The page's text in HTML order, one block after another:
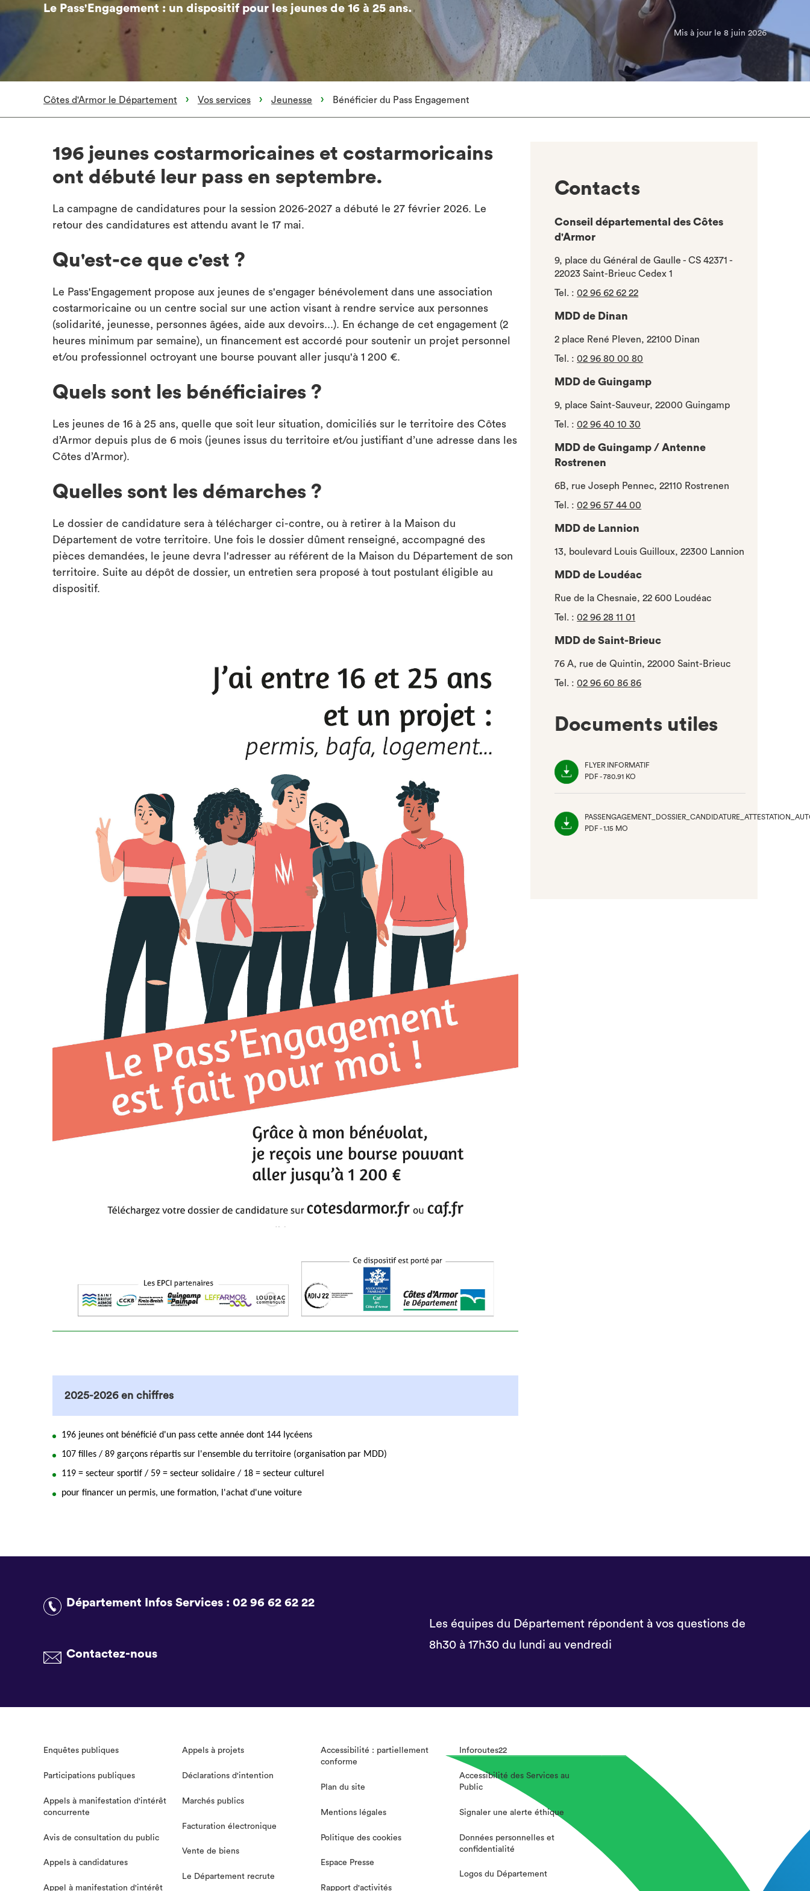
Le Pass'Engagement : un dispositif pour les jeunes de 16 à 25 ans.
Mis à jour le 8 juin 2026
Côtes d'Armor le Département Vos services Jeunesse Bénéficier du Pass Engagement
196 jeunes costarmoricaines et costarmoricains
ont débuté leur pass en septembre.
La campagne de candidatures pour la session 2026-2027 a débuté le 27 février 2026. Le
retour des candidatures est attendu avant le 17 mai.
Qu'est-ce que c'est ?
Le Pass'Engagement propose aux jeunes de s'engager bénévolement dans une association
costarmoricaine ou un centre social sur une action visant à rendre service aux personnes
(solidarité, jeunesse, personnes âgées, aide aux devoirs...). En échange de cet engagement (2
heures minimum par semaine), un financement est accordé pour soutenir un projet personnel
et/ou professionnel octroyant une bourse pouvant aller jusqu'à 1 200 €.
Quels sont les bénéficiaires ?
Les jeunes de 16 à 25 ans, quelle que soit leur situation, domiciliés sur le territoire des Côtes
d’Armor depuis plus de 6 mois (jeunes issus du territoire et/ou justifiant d’une adresse dans les
Côtes d’Armor).
Quelles sont les démarches ?
Le dossier de candidature sera à télécharger ci-contre, ou à retirer à la Maison du
Département de votre territoire. Une fois le dossier dûment renseigné, accompagné des
pièces demandées, le jeune devra l'adresser au référent de la Maison du Département de son
territoire. Suite au dépôt de dossier, un entretien sera proposé à tout postulant éligible au
dispositif.
2025-2026 en chiffres
196 jeunes ont bénéficié d'un pass cette année dont 144 lycéens
107 filles / 89 garçons répartis sur l'ensemble du territoire (organisation par MDD)
119 = secteur sportif / 59 = secteur solidaire / 18 = secteur culturel
pour financer un permis, une formation, l'achat d'une voiture
Contacts
Conseil départemental des Côtes
d'Armor
9, place du Général de Gaulle - CS 42371 -
22023 Saint-Brieuc Cedex 1
Tel. :02 96 62 62 22
MDD de Dinan
2 place René Pleven, 22100 Dinan
Tel. :02 96 80 00 80
MDD de Guingamp
9, place Saint-Sauveur, 22000 Guingamp
Tel. :02 96 40 10 30
MDD de Guingamp / Antenne
Rostrenen
6B, rue Joseph Pennec, 22110 Rostrenen
Tel. :02 96 57 44 00
MDD de Lannion
13, boulevard Louis Guilloux, 22300 Lannion
MDD de Loudéac
Rue de la Chesnaie, 22 600 Loudéac
Tel. :02 96 28 11 01
MDD de Saint-Brieuc
76 A, rue de Quintin, 22000 Saint-Brieuc
Tel. :02 96 60 86 86
Documents utiles
FLYER INFORMATIF
PDF - 780.91 KO
PDF - 1.15 MO
Département Infos Services : 02 96 62 62 22
Contactez-nous
Les équipes du Département répondent à vos questions de
8h30 à 17h30 du lundi au vendredi
Enquêtes publiques
Participations publiques
Appels à manifestation d'intérêt
concurrente
Avis de consultation du public
Appels à candidatures
Appel à manifestation d'intérêt
Appels à projets
Déclarations d'intention
Marchés publics
Facturation électronique
Vente de biens
Le Département recrute
Accessibilité : partiellement
conforme
Plan du site
Mentions légales
Politique des cookies
Espace Presse
Rapport d'activités
Inforoutes22
Accessibilité des Services au
Public
Signaler une alerte éthique
Données personnelles et
confidentialité
Logos du Département